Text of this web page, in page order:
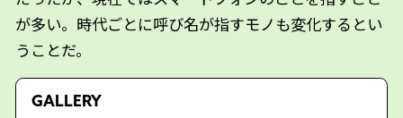
が多い。時代ごとに呼び名が指すモノも変化するとい
うことだ。
GALLERY